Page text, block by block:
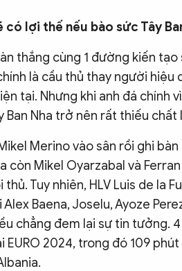
có lợi thế nếu bào sức Tây
thắng cùng 1 đường kiến
là cầu thủ thay người hiệu
tại. Nhưng khi anh đá chính
Ban Nha trở nên rất thiếu chất
Merino vào sân rồi ghi
còn Mikel Oyarzabal và
thủ. Tuy nhiên, HLV Luis de la
Alex Baena, Joselu, Ayoze
chẳng đem lại sự tin tưởng.
EURO 2024, trong đó 109